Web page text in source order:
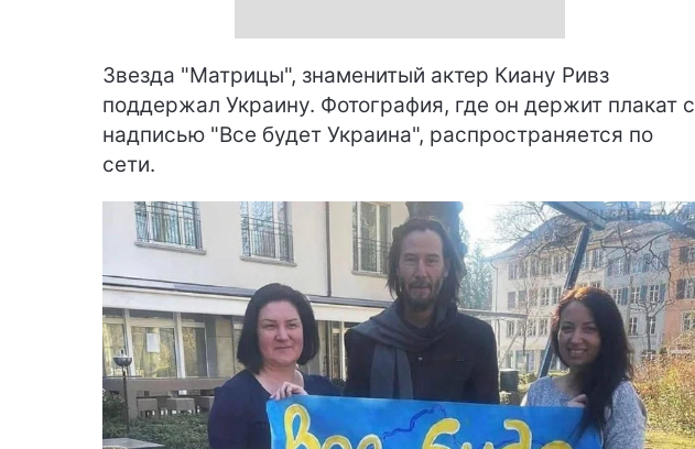
Звезда "Матрицы", знаменитый актер Киану Ривз
поддержал Украину. Фотография, где он держит плакат с
надписью "Все будет Украина", распространяется по
сети.